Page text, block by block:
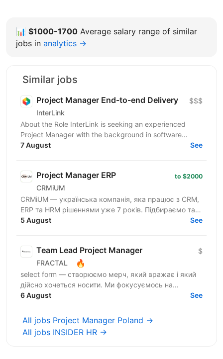
📊 $1000-1700 Average salary range of similar
jobs in analytics →
Similar jobs
Project Manager End-to-end Delivery
InterLink
$$$
About the Role InterLink is seeking an experienced
Project Manager with the background in software
development and IT to join our Project Management
7 August See
Project Manager ERP
CRMiUM
to $2000
CRMiUM — українська компанія, яка працює з CRM,
ERP та HRM рішеннями уже 7 років. Підбираємо та
впроваджуємо оптимальну систему під бізнес
5 August See
Team Lead Project Manager
FRACTAL 🔥
$
select form — створюємо мерч, який вражає і який
дійсно хочеться носити. Ми фокусуємось на
креативному підході до дизайну брендування та
6 August See
All jobs Project Manager Poland →
All jobs INSIDER HR →